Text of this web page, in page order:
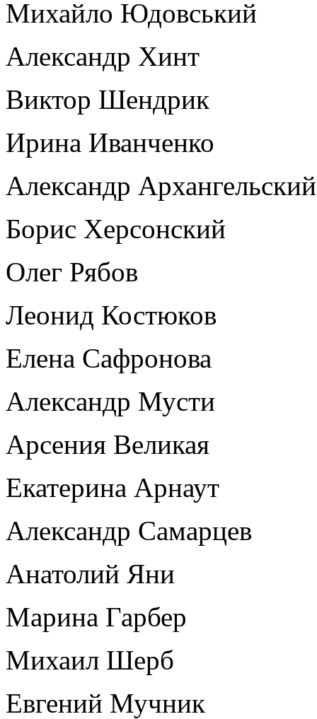
Михайло Юдовський
Александр Хинт
Виктор Шендрик
Ирина Иванченко
Александр Архангельский
Борис Херсонский
Олег Рябов
Леонид Костюков
Елена Сафронова
Александр Мусти
Арсения Великая
Екатерина Арнаут
Александр Самарцев
Анатолий Яни
Марина Гарбер
Михаил Шерб
Евгений Мучник